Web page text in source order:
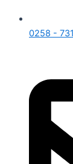
0258 -